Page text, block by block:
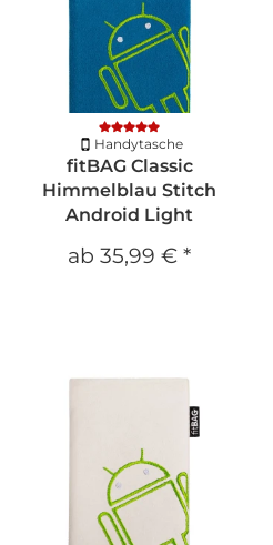
Handytasche
fitBAG Classic
Himmelblau Stitch
Android Light
ab35,99 €*